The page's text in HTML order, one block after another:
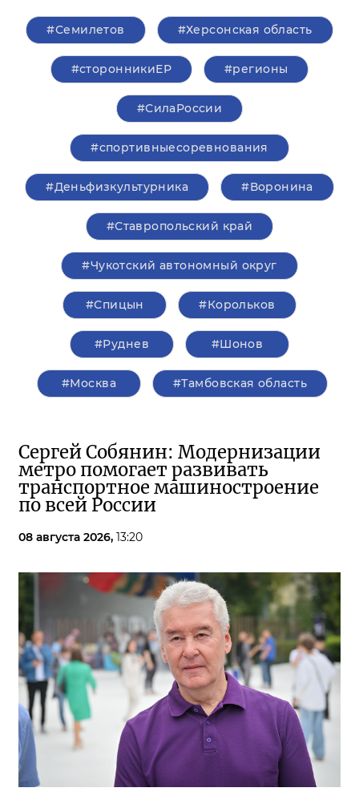
#Семилетов #Херсонская область
#сторонникиЕР #регионы
#СилаРоссии
#спортивныесоревнования
#Деньфизкультурника #Воронина
#Ставропольский край
#Чукотский автономный округ
#Спицын #Корольков
#Руднев #Шонов
#Москва #Тамбовская область
Сергей Собянин: Модернизации
метро помогает развивать
транспортное машиностроение
по всей России
08 августа 2026, 13:20